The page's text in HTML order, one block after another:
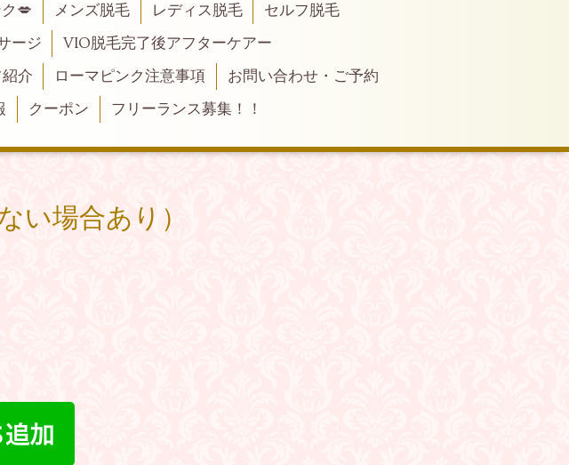
💋 メンズ脱毛 レディス脱毛
セルフ脱毛
ージ
VIO脱毛完了後アフターケアー
介 ローマピンク注意事項
お問い合わせ・ご予約
クーポン フリーランス募集！！
い場合あり）